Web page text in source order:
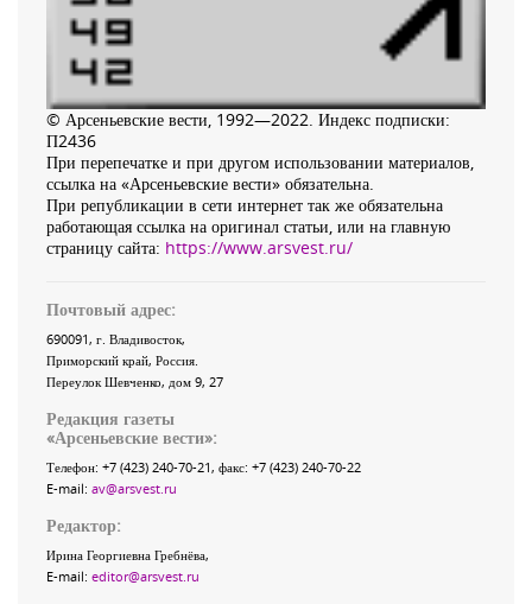
© Арсеньевские вести, 1992—2022. Индекс подписки:
П2436
При перепечатке и при другом использовании материалов,
ссылка на «Арсеньевские вести» обязательна.
При републикации в сети интернет так же обязательна
работающая ссылка на оригинал статьи, или на главную
страницу сайта: https://www.arsvest.ru/
Почтовый адрес:
690091, г. Владивосток,
Приморский край, Россия.
Переулок Шевченко, дом 9, 27
Редакция газеты
«Арсеньевские вести»:
Телефон: +7 (423) 240-70-21, факс: +7 (423) 240-70-22
E-mail: av@arsvest.ru
Редактор:
Ирина Георгиевна Гребнёва,
E-mail: editor@arsvest.ru